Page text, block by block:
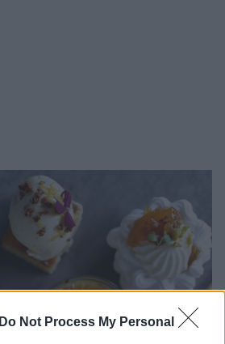
Do Not Process My Personal